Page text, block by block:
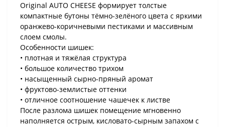
Original AUTO CHEESE формирует толстые
компактные бутоны тёмно-зелёного цвета с яркими
оранжево-коричневыми пестиками и массивным
слоем смолы.
Особенности шишек:
• плотная и тяжёлая структура
• большое количество трихом
• насыщенный сырно-пряный аромат
• фруктово-землистые оттенки
• отличное соотношение чашечек к листве
После разлома шишек помещение мгновенно
наполняется острым, кисловато-сырным запахом с